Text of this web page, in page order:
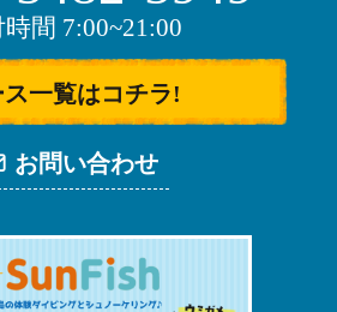
間 7:00~21:00
ス一覧はコチラ!
お問い合わせ